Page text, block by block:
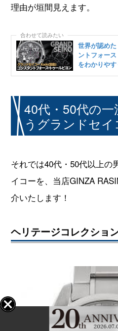
理由が垣間見えます。
世界が認め
ントフォー
をわかりや
40代・50代の
うグランドセイ
それでは40代・50代以上の
イコーを、当店GINZA
介いたします！
ヘリテージコレクショ